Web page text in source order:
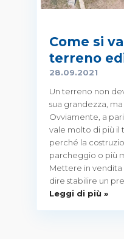
Come si
terreno
28.09.2021
Un terreno non
sua grandezza,
Ovviamente, a
vale molto di più il
perché la
parcheggio o più
Mettere in
dire stabilire un
Leggi di più »